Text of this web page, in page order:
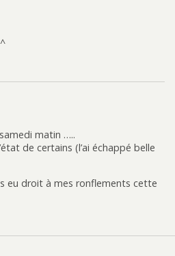
matin …..
de certains (l’ai échappé belle
eu droit à mes ronflements cette